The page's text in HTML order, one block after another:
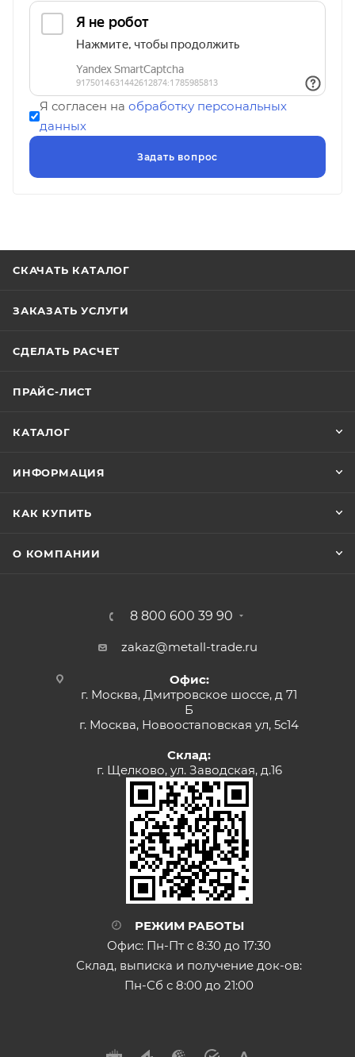
Я согласен на обработку персональных
данных
СКАЧАТЬ КАТАЛОГ
ЗАКАЗАТЬ УСЛУГИ
СДЕЛАТЬ РАСЧЕТ
ПРАЙС-ЛИСТ
КАТАЛОГ
ИНФОРМАЦИЯ
КАК КУПИТЬ
О КОМПАНИИ
8 800 600 39 90
zakaz@metall-trade.ru
Офис:
г. Москва, Дмитровское шоссе, д 71
Б
г. Москва, Новоостаповская ул, 5с14
Склад:
г. Щелково, ул. Заводская, д.16
РЕЖИМ РАБОТЫ
Офис: Пн-Пт с 8:30 до 17:30
Склад, выписка и получение док-ов:
Пн-Сб с 8:00 до 21:00